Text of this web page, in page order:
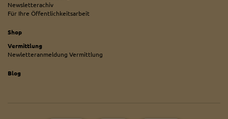
Newsletterachiv
Für Ihre Öffentlichkeitsarbeit
Shop
Vermittlung
Newletteranmeldung Vermittlung
Blog